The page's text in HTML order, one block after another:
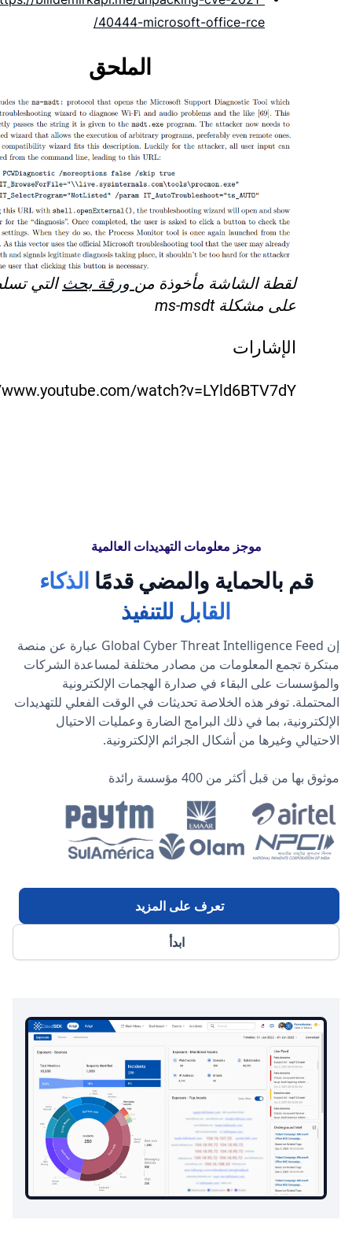
40444-microsoft-office-rce/
الملحق
لقطة الشاشة مأخوذة من ورقة بحث التي
على مشكلة ms-msdt
الإشارات
watch?v=LYld6BTV7dY
موجز معلومات التهديدات العالمية
قم بالحماية والمضي قدمًا الذكاء
القابل للتنفيذ
إن Global Cyber Threat Intelligence Feed عبارة عن منصة
مبتكرة تجمع المعلومات من مصادر مختلفة لمساعدة الشركات
والمؤسسات على البقاء في صدارة الهجمات الإلكترونية
المحتملة. توفر هذه الخلاصة تحديثات في الوقت الفعلي للتهديدات
الإلكترونية، بما في ذلك البرامج الضارة وعمليات الاحتيال
الاحتيالي وغيرها من أشكال الجرائم الإلكترونية.
موثوق بها من قبل أكثر من 400 مؤسسة رائدة
ابدأ
تعرف على المزيد